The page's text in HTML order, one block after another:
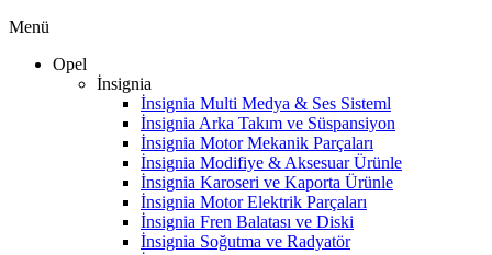
Menü
Opel
İnsignia
İnsignia Multi Medya & Ses Sisteml
İnsignia Arka Takım ve Süspansiyon
İnsignia Motor Mekanik Parçaları
İnsignia Modifiye & Aksesuar Ürünle
İnsignia Karoseri ve Kaporta Ürünle
İnsignia Motor Elektrik Parçaları
İnsignia Fren Balatası ve Diski
İnsignia Soğutma ve Radyatör